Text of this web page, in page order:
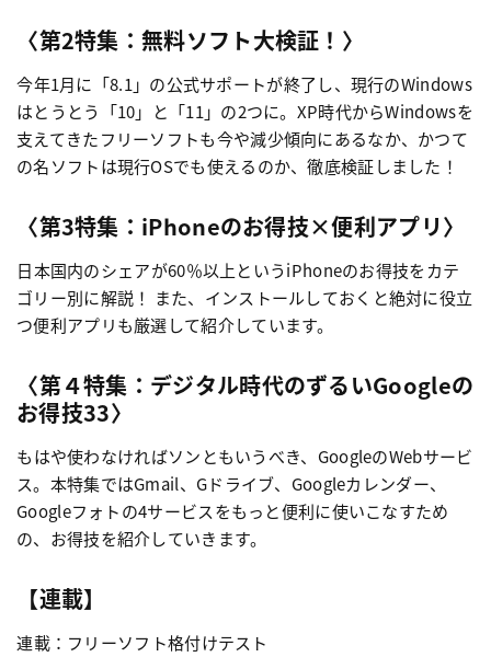
〈第2特集：無料ソフト大検証！〉
今年1月に「8.1」の公式サポートが終了し、現行のWindows
はとうとう「10」と「11」の2つに。XP時代からWindowsを
支えてきたフリーソフトも今や減少傾向にあるなか、かつて
の名ソフトは現行OSでも使えるのか、徹底検証しました！
〈第3特集：iPhoneのお得技×便利アプリ〉
日本国内のシェアが60％以上というiPhoneのお得技をカテ
ゴリー別に解説！ また、インストールしておくと絶対に役立
つ便利アプリも厳選して紹介しています。
〈第４特集：デジタル時代のずるいGoogleの
お得技33〉
もはや使わなければソンともいうべき、GoogleのWebサービ
ス。本特集ではGmail、Gドライブ、Googleカレンダー、
Googleフォトの4サービスをもっと便利に使いこなすため
の、お得技を紹介していきます。
【連載】
連載：フリーソフト格付けテスト